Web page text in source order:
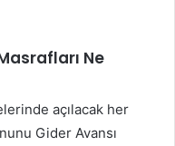
Ne
açılacak her
Gider Avansı